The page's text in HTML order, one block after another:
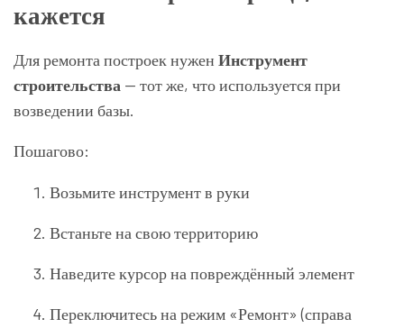
кажется
Для ремонта построек нужен Инструмент
строительства — тот же, что используется при
возведении базы.
Пошагово:
Возьмите инструмент в руки
Встаньте на свою территорию
Наведите курсор на повреждённый элемент
Переключитесь на режим «Ремонт» (справа